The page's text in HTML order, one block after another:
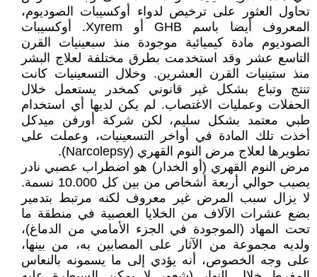
تحاول العثور على ترخيص لدواء أوكسيبات الصوديوم،
المعروف أيضا باسم GHB أو Xyrem. أوكسيبات
الصوديوم مادة كيميائية موجودة منذ سبعينيات القرن
التاسع عشر وقد استخدمت بطرق مختلفة لعلاج البشر
منذ ستينيات القرن العشرين. وخلال التسعينيات كانت
تنتج وتباع بشكل غير قانوني كمخدر يستعمل خلال
الحفلات وعمليات الاغتصاب. لم يكن لديها أي استخدام
طبي معتمد بشكل سليم، لكن شركة أورفن ميدكل
أخذت تلك المادة في أواخر التسعينيات، وعملت على
تطويرها لعلاج مرض النوم القهري (Narcolepsy).
مرض النوم القهري (أو الخدار) هو اضطراب عصبي نادر
يصيب حوالي أربعة أشخاص من بين كل 10.000 نسمة.
لا يزال سبب المرض غير معروف لكنه مرتبط بتدمير
بضع عشرات الآلاف من الخلايا العصبية في منطقة ما
تحت المهاد (الموجودة في الجزء الأمامي من الدماغ)،
ولديه مجموعة من الآثار على المصابين به، من بينها،
على وجه الخصوص، أنه يؤدي إلى ما يسمونه بالنعاس